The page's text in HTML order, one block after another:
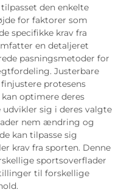
den enkelte
for faktorer som
specifikke krav fra
en detaljeret
pasningsmetoder for
Justerbare
protesens
optimere deres
sig i deres valgte
nem ændring og
kan tilpasse sig
krav fra sporten. Denne
sportsoverflader
til forskellige